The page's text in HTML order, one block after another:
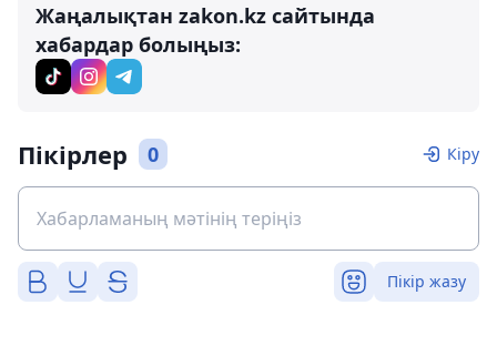
Жаңалықтан zakon.kz сайтында
хабардар болыңыз:
Пікірлер 0 Кіру
Пікір жазу